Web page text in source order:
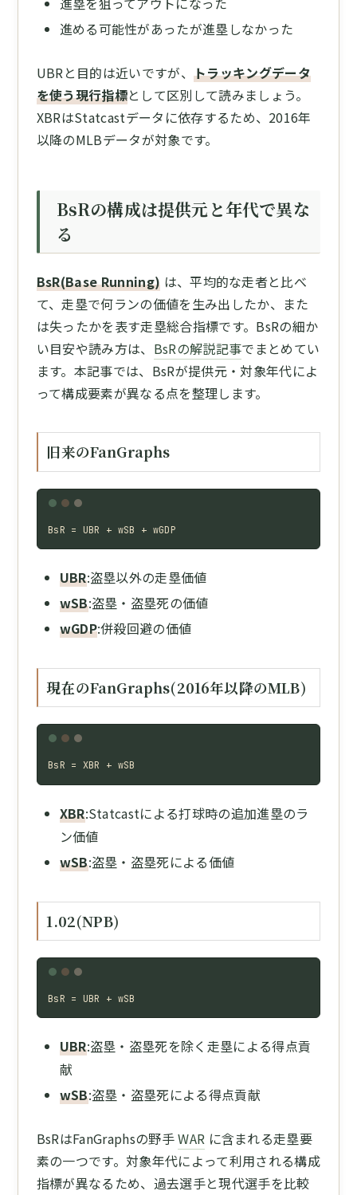
進める可能性があったが進塁しなかった
UBRと目的は近いですが、 トラッキングデータ
を使う現行指標として区別して読みましょう。
XBRはStatcastデータに依存するため、2016年
以降のMLBデータが対象です。
BsRの構成は提供元と年代で異な
る
BsR(Base Running) は、平均的な走者と比べ
て、走塁で何ランの価値を生み出したか、また
は失ったかを表す走塁総合指標です。BsRの細か
い目安や読み方は、 BsRの解説記事でまとめてい
ます。本記事では、BsRが提供元・対象年代によ
って構成要素が異なる点を整理します。
旧来のFanGraphs
BsR = UBR + wSB + wGDP
UBR:盗塁以外の走塁価値
wSB:盗塁・盗塁死の価値
wGDP:併殺回避の価値
現在のFanGraphs(2016年以降のMLB)
BsR = XBR + wSB
XBR:Statcastによる打球時の追加進塁のラ
ン価値
wSB:盗塁・盗塁死による価値
1.02(NPB)
BsR = UBR + wSB
UBR:盗塁・盗塁死を除く走塁による得点貢
献
wSB:盗塁・盗塁死による得点貢献
BsRはFanGraphsの野手WAR に含まれる走塁要
素の一つです。対象年代によって利用される構成
指標が異なるため、過去選手と現代選手を比較